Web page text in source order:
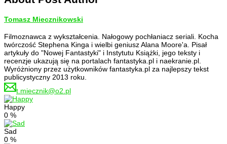
Tomasz Miecznikowski
Filmoznawca z wykształcenia. Nałogowy pochłaniacz seriali. Kocha
twórczość Stephena Kinga i wielbi geniusz Alana Moore'a. Pisał
artykuły do "Nowej Fantastyki" i Instytutu Książki, jego teksty i
recenzje ukazują się na portalach fantastyka.pl i naekranie.pl.
Wyróżniony przez użytkowników fantastyka.pl za najlepszy tekst
publicystyczny 2013 roku.
t.miecznik@o2.pl
Happy
0 %
Sad
0 %